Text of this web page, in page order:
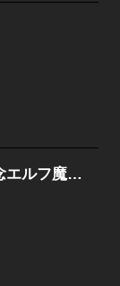
異世界マッサージ 残念エルフ魔法医に愛の手を